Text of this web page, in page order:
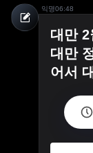
익명06:48
대만
대만
어서